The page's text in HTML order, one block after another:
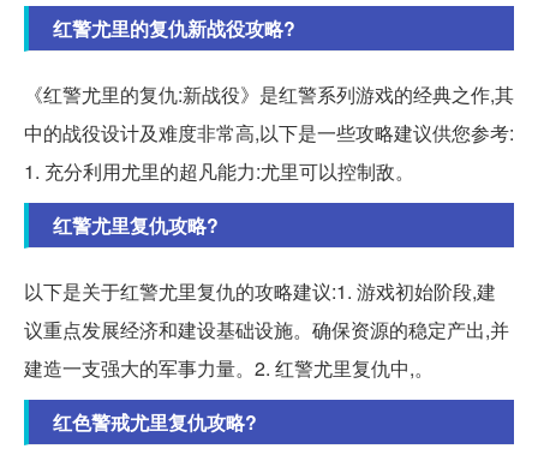
红警尤里的复仇新战役攻略?
《红警尤里的复仇:新战役》是红警系列游戏的经典之作,其
中的战役设计及难度非常高,以下是一些攻略建议供您参考:
1. 充分利用尤里的超凡能力:尤里可以控制敌。
红警尤里复仇攻略?
以下是关于红警尤里复仇的攻略建议:1. 游戏初始阶段,建
议重点发展经济和建设基础设施。确保资源的稳定产出,并
建造一支强大的军事力量。2. 红警尤里复仇中,。
红色警戒尤里复仇攻略?